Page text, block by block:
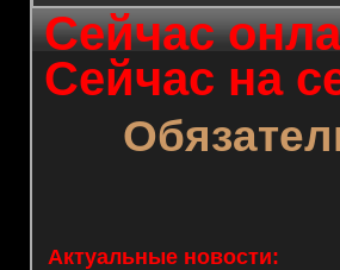
Сейчас
Сейчас на
Актуальные новости: